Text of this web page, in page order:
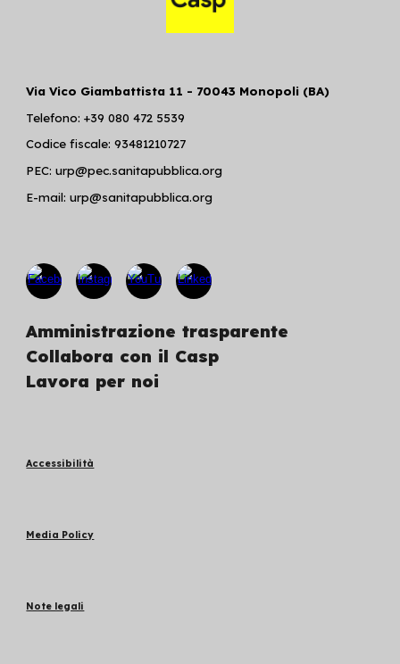
Via Vico Giambattista 11 - 70043 Monopoli (BA)
Telefono: +39 080 472 5539
Codice fiscale: 93481210727
PEC: urp@pec.sanitapubblica.org
E-mail: urp@sanitapubblica.org
Amministrazione trasparente
Collabora con il Casp
Lavora per noi
Accessibilità
Media Policy
Note legali